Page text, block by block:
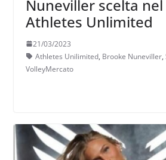
Nuneviller scelta
Athletes Unlimited
21/03/2023
Athletes Unilimited, Brooke Nuneviller,
VolleyMercato